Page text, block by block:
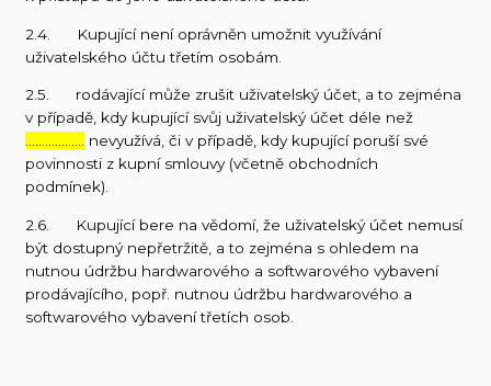
2.4. Kupující není oprávněn umožnit využívání
uživatelského účtu třetím osobám.
2.5. rodávající může zrušit uživatelský účet, a to zejména
v případě, kdy kupující svůj uživatelský účet déle než
nevyužívá, či v případě, kdy kupující poruší své
povinnosti z kupní smlouvy (včetně obchodních
podmínek).
2.6. Kupující bere na vědomí, že uživatelský účet nemusí
být dostupný nepřetržitě, a to zejména s ohledem na
nutnou údržbu hardwarového a softwarového vybavení
prodávajícího, popř. nutnou údržbu hardwarového a
softwarového vybavení třetích osob.